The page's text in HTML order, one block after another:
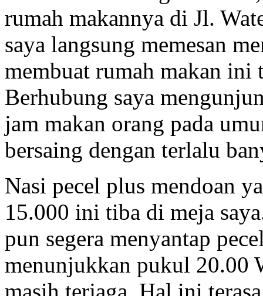
rumah makannya di Jl.
saya langsung memesan
membuat rumah makan ini
Berhubung saya
jam makan orang pada
bersaing dengan terlalu
Nasi pecel plus mendoan
15.000 ini tiba di meja
pun segera menyantap
menunjukkan pukul 20.00